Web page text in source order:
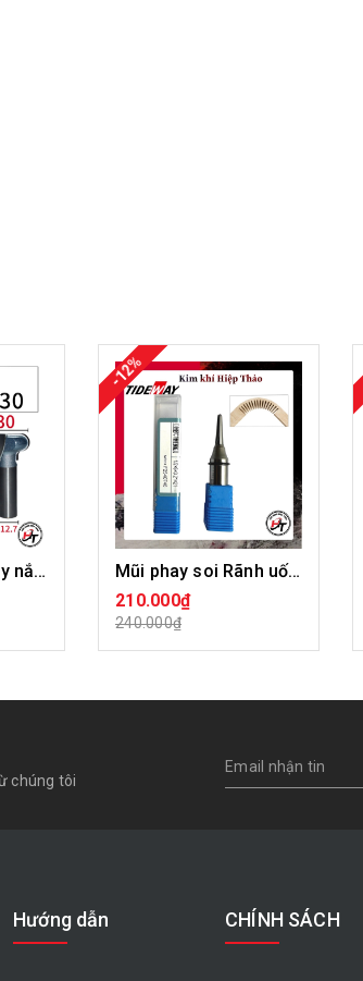
Mũi khoét hèm tay nắm Tideway LC43391
-12%
Mũi phay soi Rãnh uốn cong gỗ đầu 6x21mm CNC bo cong 90 độ MDF Tideway MSRUCTW
210.000₫
240.000₫
MUA HÀNG
chúng tôi
Hướng dẫn CHÍNH SÁCH